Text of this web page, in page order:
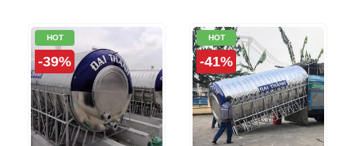
HOT
-39%
HOT
-41%